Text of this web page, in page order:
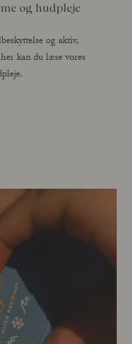
og hudpleje
og aktiv,
kan du læse vores